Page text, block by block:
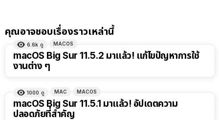
คุณอาจชอบเรื่องราวเหล่านี้
6.6k ดู MACOS
macOS Big Sur 11.5.2 มาแล้ว! แก้ไขปัญหาการใช้
งานต่าง ๆ
1000 ดู MAC MACOS
macOS Big Sur 11.5.1 มาแล้ว! อัปเดตความ
ปลอดภัยที่สำคัญ